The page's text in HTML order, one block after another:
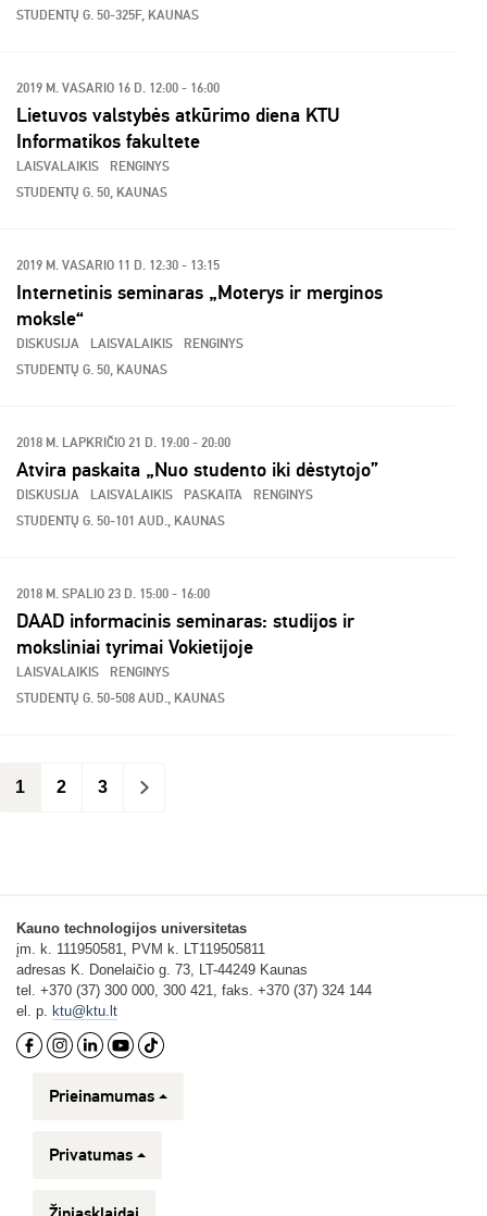
STUDENTŲ G. 50-325F, KAUNAS
2019 M. VASARIO 16 D. 12:00 - 16:00
Lietuvos valstybės atkūrimo diena KTU
Informatikos fakultete
LAISVALAIKIS
RENGINYS
STUDENTŲ G. 50, KAUNAS
2019 M. VASARIO 11 D. 12:30 - 13:15
Internetinis seminaras „Moterys ir merginos
moksle“
DISKUSIJA LAISVALAIKIS
RENGINYS
STUDENTŲ G. 50, KAUNAS
2018 M. LAPKRIČIO 21 D. 19:00 - 20:00
Atvira paskaita „Nuo studento iki dėstytojo”
DISKUSIJA LAISVALAIKIS PASKAITA
RENGINYS
STUDENTŲ G. 50-101 AUD., KAUNAS
2018 M. SPALIO 23 D. 15:00 - 16:00
DAAD informacinis seminaras: studijos ir
moksliniai tyrimai Vokietijoje
LAISVALAIKIS
RENGINYS
STUDENTŲ G. 50-508 AUD., KAUNAS
1 2 3 >
Kauno technologijos universitetas
įm. k. 111950581, PVM k. LT119505811
adresas K. Donelaičio g. 73, LT-44249 Kaunas
tel. +370 (37) 300 000, 300 421, faks. +370 (37) 324 144
el. p. ktu@ktu.lt
Prieinamumas
Privatumas